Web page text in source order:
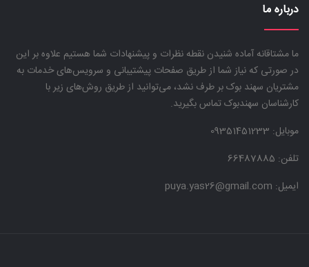
درباره ما
ما مشتاقانه آماده شنیدن نقطه نظرات و پیشنهادات شما هستیم علاوه بر این
در صورتی که نیاز شما از طریق صفحات پیشتیبانی و سرویس‌های خدمات به
مشتریان سهند بوک بر طرف نشد، می‌توانید از طریق روش‌های زیر با
کارشناسان سهندبوک تماس بگیرید.
موبایل:
تلفن: 66487885
ایمیل: puya.yas26@gmail.com